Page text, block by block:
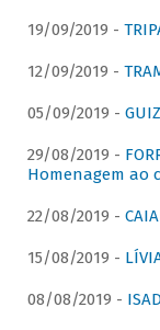
19/09/2019 -
12/09/2019 -
05/09/2019 -
29/08/2019 -
Homenagem ao
22/08/2019 -
15/08/2019 -
08/08/2019 -